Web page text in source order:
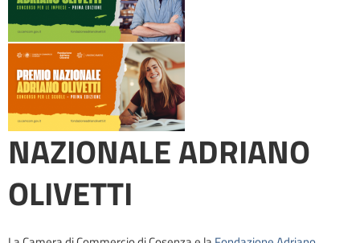
NAZIONALE ADRIANO
OLIVETTI